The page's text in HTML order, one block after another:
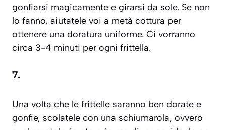
gonfiarsi magicamente e girarsi da sole. Se non
lo fanno, aiutatele voi a metà cottura per
ottenere una doratura uniforme. Ci vorranno
circa 3-4 minuti per ogni frittella.
7.
Una volta che le frittelle saranno ben dorate e
gonfie, scolatele con una schiumarola, ovvero